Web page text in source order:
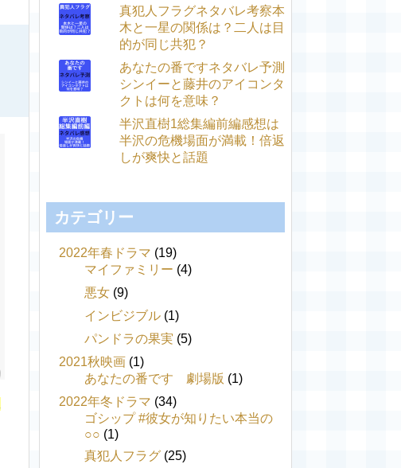
真犯人フラグネタバレ考察本
木と一星の関係は？二人は目
的が同じ共犯？
あなたの番ですネタバレ予測
シンイーと藤井のアイコンタ
クトは何を意味？
半沢直樹1総集編前編感想は
半沢の危機場面が満載！倍返
しが爽快と話題
カテゴリー
2022年春ドラマ (19)
マイファミリー (4)
悪女 (9)
インビジブル (1)
パンドラの果実 (5)
2021秋映画 (1)
あなたの番です 劇場版 (1)
2022年冬ドラマ (34)
ゴシップ #彼女が知りたい本当の
○○ (1)
真犯人フラグ (25)